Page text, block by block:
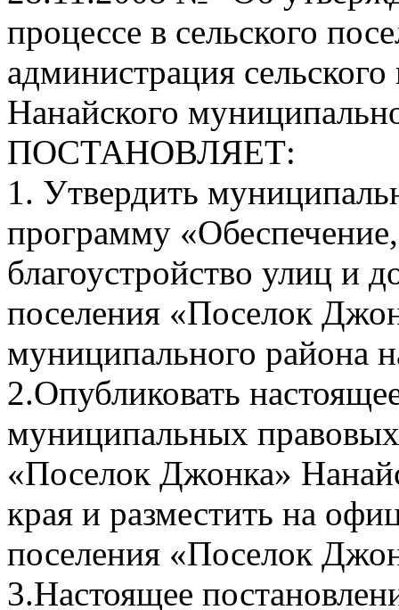
процессе в сельского
администрация
Нанайского
ПОСТАНОВЛЯЕТ:
1. Утвердить
программу
благоустройство улиц и
поселения «Поселок
муниципального района
2.Опубликовать
муниципальных правовых
«Поселок Джонка»
края и разместить на
поселения «Поселок
3.Настоящее